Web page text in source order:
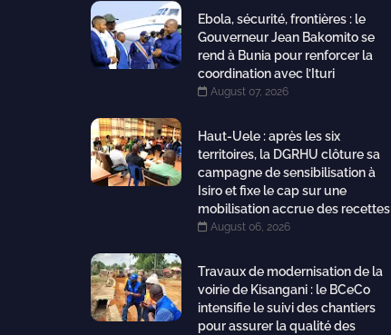
Ebola, sécurité, frontières : le
Gouverneur Jean Bakomito se
rend à Bunia pour renforcer la
coordination avec l’Ituri
August 07, 2026
Haut-Uele : après les six
territoires, la DGRHU clôture sa
campagne de sensibilisation à
Isiro et fixe le cap sur une
mobilisation accrue des recettes
August 06, 2026
Travaux de modernisation de la
voirie de Kisangani : le BCeCo
intensifie le suivi des chantiers
pour assurer la qualité des